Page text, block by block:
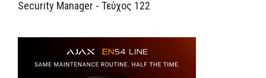
Security Manager - Τεύχος 122